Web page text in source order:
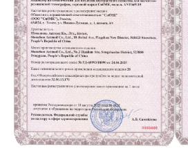
8 (800) 444